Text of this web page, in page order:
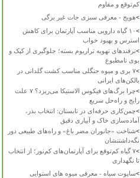
کم‌توقع و مقاوم
>هویج - معرفی سبزی جات غیر برگی
>
۱۰ گیاه دارویی مناسب آپارتمان برای کاهش
استرس و بهبود خواب
>ترفندهای تهویه تراریوم بسته؛ جلوگیری از کپک و
بوی نامطبوع
>
۷ بری و میوه جنگلی مناسب کشت گلدانی در
بالکن‌های ایرانی
>
چرا برگ‌های فیکوس الاستیکا می‌ریزد؟ ۷ علت
رایج و راه‌حل سریع
>چمن‌کاری حرفه‌ای در تابستان: انتخاب بذر،
آماده‌سازی خاک و آبیاری دقیق
>شناخت «جانوران مضر باغ» و راه‌های طبیعی دور
نگه‌داشتنشان
>
۷ گیاه کم‌توقع برای آپارتمان‌های کم‌نور؛ از انتخاب
تا نگهداری
>ساپوت سیاه - معرفی میوه های استوایی